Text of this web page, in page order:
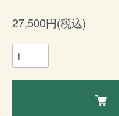
27,500円(税込)